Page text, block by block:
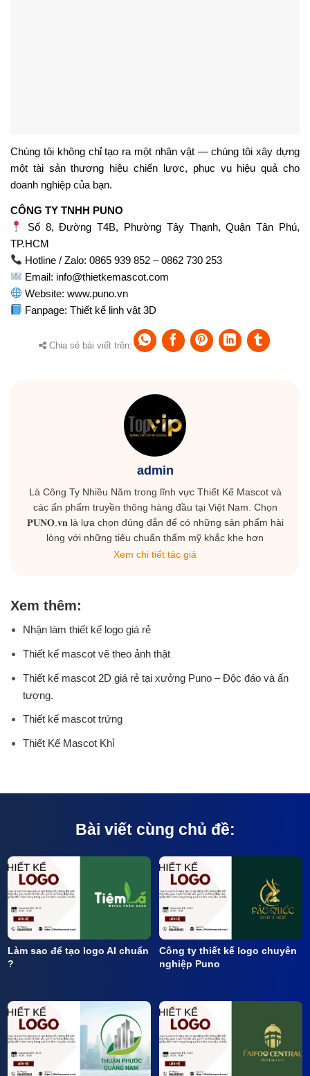
Chúng tôi không chỉ tạo ra một nhân vật — chúng tôi xây dựng
một tài sản thương hiệu chiến lược, phục vụ hiệu quả cho
doanh nghiệp của bạn.
CÔNG TY TNHH PUNO
Số 8, Đường T4B, Phường Tây Thạnh, Quận Tân Phú,
TP.HCM
Hotline / Zalo: 0865 939 852 – 0862 730 253
Email: info@thietkemascot.com
Website:www.puno.vn
Fanpage:Thiết kế linh vật 3D
Chia sẻ bài viết trên:
admin
Là Công Ty Nhiều Năm trong lĩnh vực Thiết Kế Mascot và
các ấn phẩm truyền thông hàng đầu tại Việt Nam. Chọn
𝐏𝐔𝐍𝐎.𝐯𝐧 là lựa chọn đúng đắn để có những sản phẩm hài
lòng với những tiêu chuẩn thẩm mỹ khắc khe hơn
Xem chi tiết tác giả
Xem thêm:
Nhận làm thiết kế logo giá rẻ
Thiết kế mascot vẽ theo ảnh thật
Thiết kế mascot 2D giá rẻ tại xưởng Puno – Độc đáo và ấn
tượng.
Thiết kế mascot trứng
Thiết Kế Mascot Khỉ
Bài viết cùng chủ đề:
Làm sao để tạo logo AI chuẩn
?
Công ty thiết kế logo chuyên
nghiệp Puno